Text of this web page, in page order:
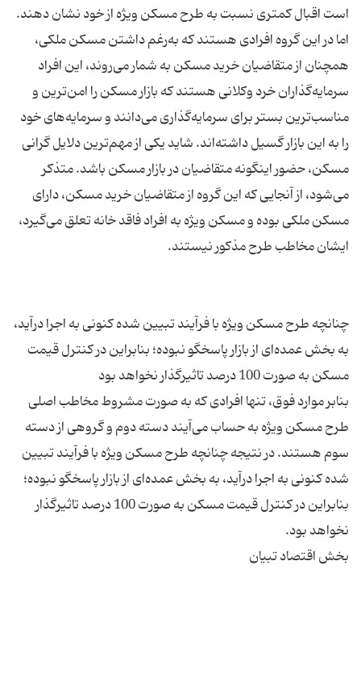
اما در این گروه افرادی هستند که به‌رغم داشتن مسکن ملکی،
همچنان از متقاضیان خرید مسکن به شمار می‌روند، این افراد
سرمایه‌گذاران خرد وکلانی هستند که بازار مسکن را امن‌ترین و
مناسب‌ترین بستر برای سرمایه‌گذاری می‌دانند و سرمایه‌های خود
را به این بازار گسیل داشته‌اند. شاید یکی از مهم‌ترین دلایل گرانی
مسکن، حضور اینگونه متقاضیان در بازار مسکن باشد. متذکر
می‌شود، از آنجایی که این گروه از متقاضیان خرید مسکن، دارای
مسکن ملکی بوده و مسکن ویژه به افراد فاقد خانه تعلق می‌گیرد،
چنانچه طرح مسکن ویژه با فرآیند تبیین شده کنونی به اجرا درآید،
به بخش عمده‌ای از بازار پاسخگو نبوده؛ بنابراین در کنترل قیمت
بنابر موارد فوق، تنها افرادی که به صورت مشروط مخاطب اصلی
طرح مسکن ویژه به حساب می‌آیند دسته دوم و گروهی از دسته
سوم هستند. در نتیجه چنانچه طرح مسکن ویژه با فرآیند تبیین
شده کنونی به اجرا درآید، به بخش عمده‌ای از بازار پاسخگو نبوده؛
بنابراین در کنترل قیمت مسکن به صورت 100 درصد تاثیرگذار